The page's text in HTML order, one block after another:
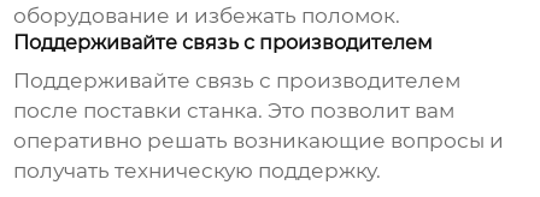
оборудование и избежать поломок.
Поддерживайте связь с производителем
Поддерживайте связь с производителем
после поставки станка. Это позволит вам
оперативно решать возникающие вопросы и
получать техническую поддержку.